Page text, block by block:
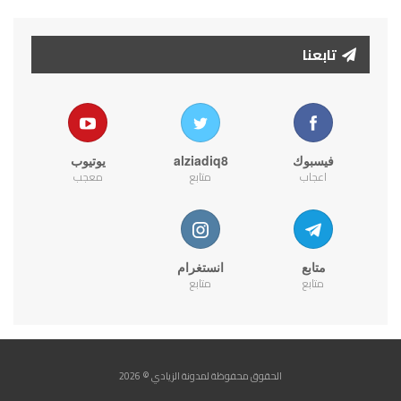
تابعنا
فيسبوك
اعجاب
alziadiq8
متابع
يوتيوب
معجب
متابع
متابع
انستغرام
متابع
الحقوق محفوظة لمدونة الزيادي © 2026